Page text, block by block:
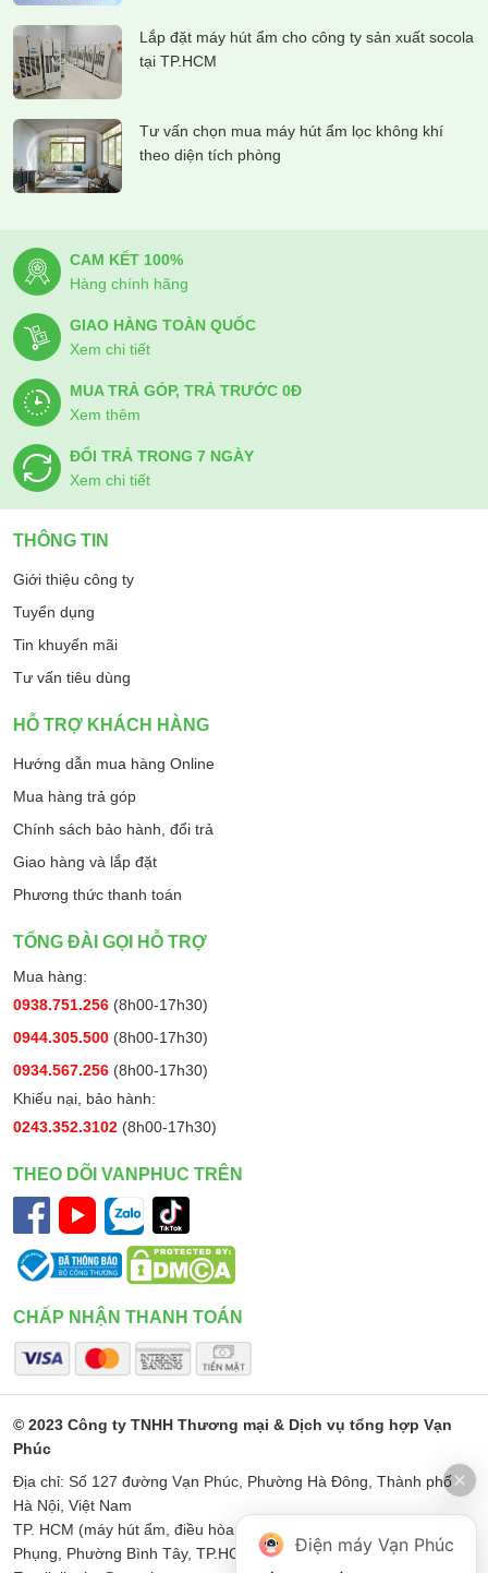
Lắp đặt máy hút ẩm cho công ty sản xuất socola
tại TP.HCM
Tư vấn chọn mua máy hút ẩm lọc không khí
theo diện tích phòng
CAM KẾT 100%
Hàng chính hãng
GIAO HÀNG TOÀN QUỐC
Xem chi tiết
MUA TRẢ GÓP, TRẢ TRƯỚC 0Đ
Xem thêm
ĐỔI TRẢ TRONG 7 NGÀY
Xem chi tiết
THÔNG TIN
Giới thiệu công ty
Tuyển dụng
Tin khuyến mãi
Tư vấn tiêu dùng
HỖ TRỢ KHÁCH HÀNG
Hướng dẫn mua hàng Online
Mua hàng trả góp
Chính sách bảo hành, đổi trả
Giao hàng và lắp đặt
Phương thức thanh toán
TỔNG ĐÀI GỌI HỖ TRỢ
Mua hàng:
0938.751.256 (8h00-17h30)
0944.305.500 (8h00-17h30)
0934.567.256 (8h00-17h30)
Khiếu nại, bảo hành:
0243.352.3102 (8h00-17h30)
THEO DÕI VANPHUC TRÊN
CHẤP NHẬN THANH TOÁN
© 2023 Công ty TNHH Thương mại & Dịch vụ tổng hợp Vạn
Phúc
Địa chỉ: Số 127 đường Vạn Phúc, Phường Hà Đông, Thành phố
Hà Nội, Việt Nam
TP. HCM (máy hút ẩm, điều hòa di động): Số 187 Đường Minh
Phụng, Phường Bình Tây, TP.HCM
Điện máy Vạn Phúc